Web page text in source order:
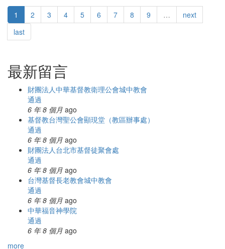
1 2 3 4 5 6 7 8 9 …
next
last
最新留言
財團法人中華基督教衛理公會城中教會
通過
6 年 8 個月 ago
基督教台灣聖公會顯現堂（教區辦事處）
通過
6 年 8 個月 ago
財團法人台北市基督徒聚會處
通過
6 年 8 個月 ago
台灣基督長老教會城中教會
通過
6 年 8 個月 ago
中華福音神學院
通過
6 年 8 個月 ago
more